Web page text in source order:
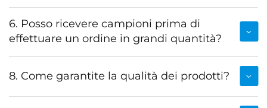
6. Posso ricevere campioni prima di
effettuare un ordine in grandi quantità?
8. Come garantite la qualità dei prodotti?